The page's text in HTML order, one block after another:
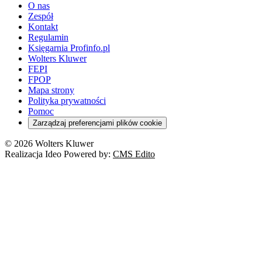
O nas
Zespół
Kontakt
Regulamin
Księgarnia Profinfo.pl
Wolters Kluwer
FEPI
FPOP
Mapa strony
Polityka prywatności
Pomoc
Zarządzaj preferencjami plików cookie
© 2026 Wolters Kluwer
Realizacja Ideo Powered by: CMS Edito